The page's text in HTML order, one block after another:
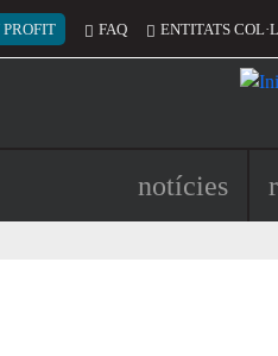
del compte d'usuari
PROFIT FAQ ENTITATS
Navegació
notícies